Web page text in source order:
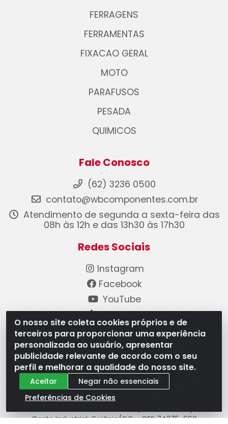
O nosso site coleta cookies próprios e de
terceiros para proporcionar uma experiência
personalizada ao usuário, apresentar
publicidade relevante de acordo com o seu
perfil e melhorar a qualidade do nosso site.
Aceitar
Negar não essenciais
Preferências de Cookies
FERRAGENS
FERRAMENTAS
FIXACAO GERAL
MOTO
PARAFUSOS
PESADA
QUIMICOS
Fale Conosco
(62) 3236 0500
contato@wbcomponentes.com.br
Atendimento de segunda a sexta-feira das
08h às 12h e das 13h30 às 17h30
Redes Sociais
Instagram
Facebook
YouTube
Linkedin
Formas de Pagamento
WB Componentes Automotivos LTDA - CNPJ
Oeste Industrial, Goiânia/GO - CEP 74375-660